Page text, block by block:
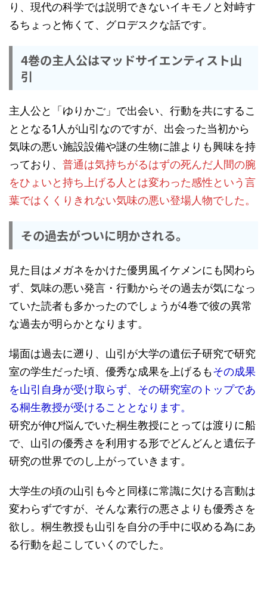
り、現代の科学では説明できないイキモノと対峙す
るちょっと怖くて、グロデスクな話です。
4巻の主人公はマッドサイエンティスト山
引
主人公と「ゆりかご」で出会い、行動を共にするこ
ととなる1人が山引なのですが、出会った当初から
気味の悪い施設設備や謎の生物に誰よりも興味を持
っており、 普通は気持ちがるはずの死んだ人間の腕
をひょいと持ち上げる人とは変わった感性という言
葉ではくくりきれない気味の悪い登場人物でした。
その過去がついに明かされる。
見た目はメガネをかけた優男風イケメンにも関わら
ず、気味の悪い発言・行動からその過去が気になっ
ていた読者も多かったのでしょうが4巻で彼の異常
な過去が明らかとなります。
場面は過去に遡り、山引が大学の遺伝子研究で研究
室の学生だった頃、優秀な成果を上げるもその成果
を山引自身が受け取らず、その研究室のトップであ
る桐生教授が受けることとなります。
研究が伸び悩んでいた桐生教授にとっては渡りに船
で、山引の優秀さを利用する形でどんどんと遺伝子
研究の世界でのし上がっていきます。
大学生の頃の山引も今と同様に常識に欠ける言動は
変わらずですが、そんな素行の悪さよりも優秀さを
欲し。桐生教授も山引を自分の手中に収める為にあ
る行動を起こしていくのでした。